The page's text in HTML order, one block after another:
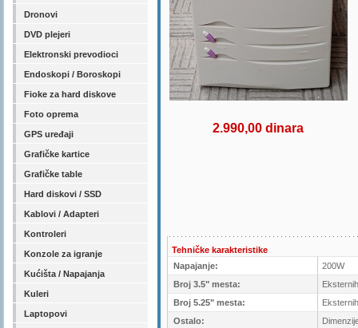
Dronovi
DVD plejeri
Elektronski prevodioci
Endoskopi / Boroskopi
Fioke za hard diskove
Foto oprema
GPS uređaji
Grafičke kartice
Grafičke table
Hard diskovi / SSD
Kablovi / Adapteri
Kontroleri
Konzole za igranje
Kućišta / Napajanja
Kuleri
Laptopovi
2.990,00 dinara
Tehničke karakteristike
Napajanje:
200W
Broj 3.5" mesta:
Broj 5.25" mesta:
Ostalo: